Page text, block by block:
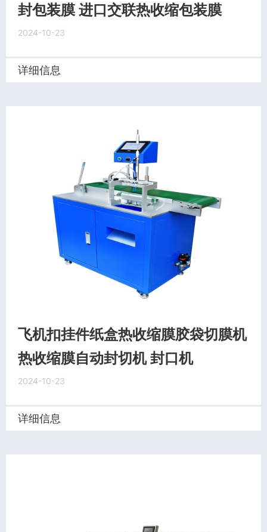
封包装膜 进口交联热收缩包装膜
2024-10-23
详细信息
飞机扣挂件纸盒热收缩膜胶袋切膜机
热收缩膜自动封切机 封口机
2024-10-23
详细信息